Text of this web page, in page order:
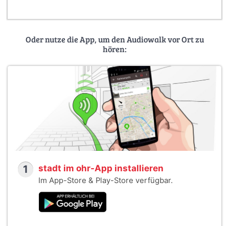
Oder nutze die App, um den Audiowalk vor Ort zu
hören:
1 stadt im ohr-App installieren
Im App-Store & Play-Store verfügbar.